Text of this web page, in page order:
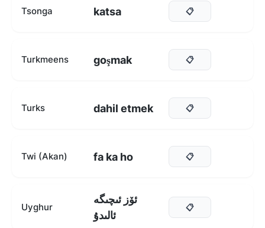
Tsonga katsa 📋
Turkmeens goşmak 📋
Turks dahil etmek 📋
Twi (Akan) fa ka ho 📋
Uyghur
ئۆز ئىچىگە
ئالىدۇ
📋